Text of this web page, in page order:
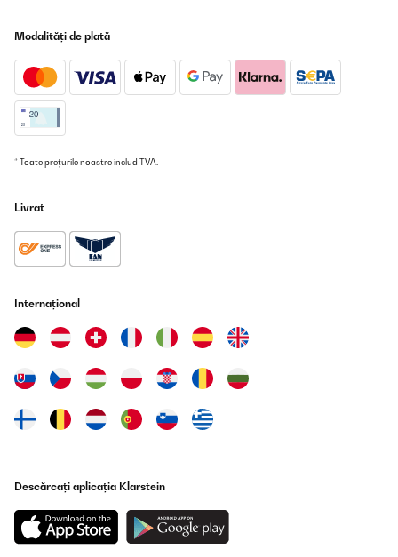
Modalități de plată
* Toate prețurile noastre includ TVA.
Livrat
Internațional
Descărcați aplicația Klarstein